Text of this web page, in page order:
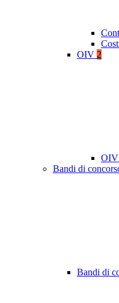
OIV 2
OIV
Bandi di
Bandi di